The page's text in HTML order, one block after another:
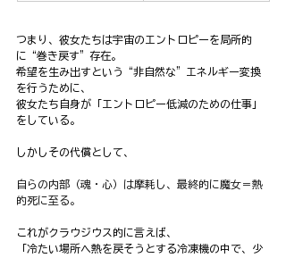
つまり、彼女たちは宇宙のエントロピーを局所的
に“巻き戻す”存在。
希望を生み出すという“非自然な”エネルギー変換
を行うために、
彼女たち自身が「エントロピー低減のための仕事」
をしている。
しかしその代償として、
自らの内部（魂・心）は摩耗し、最終的に魔女＝熱
的死に至る。
これがクラウジウス的に言えば、
「冷たい場所へ熱を戻そうとする冷凍機の中で、少